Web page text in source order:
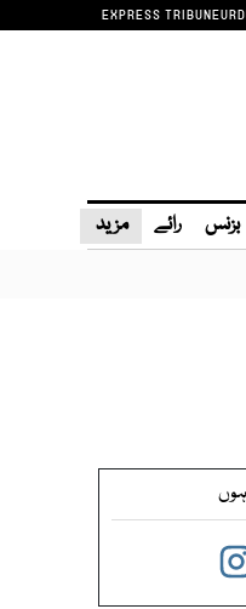
EXPRESS TRIBUNE
بزنس رائے مزید